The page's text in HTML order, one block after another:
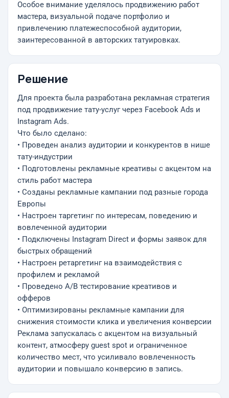
Особое внимание уделялось продвижению работ
мастера, визуальной подаче портфолио и
привлечению платежеспособной аудитории,
заинтересованной в авторских татуировках.
Решение
Для проекта была разработана рекламная стратегия
под продвижение тату-услуг через Facebook Ads и
Instagram Ads.
Что было сделано:
• Проведен анализ аудитории и конкурентов в нише
тату-индустрии
• Подготовлены рекламные креативы с акцентом на
стиль работ мастера
• Созданы рекламные кампании под разные города
Европы
• Настроен таргетинг по интересам, поведению и
вовлеченной аудитории
• Подключены Instagram Direct и формы заявок для
быстрых обращений
• Настроен ретаргетинг на взаимодействия с
профилем и рекламой
• Проведено A/B тестирование креативов и
офферов
• Оптимизированы рекламные кампании для
снижения стоимости клика и увеличения конверсии
Реклама запускалась с акцентом на визуальный
контент, атмосферу guest spot и ограниченное
количество мест, что усиливало вовлеченность
аудитории и повышало конверсию в запись.